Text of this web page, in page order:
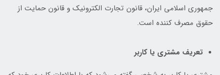
جمهوری اسلامی ایران، قانون تجارت الکترونیک و قانون حمایت از
حقوق مصرف کننده است.
تعریف مشتری یا کاربر